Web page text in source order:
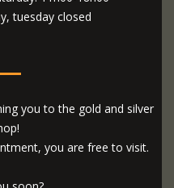
tuesday closed
you to the gold and silver
you are free to visit.